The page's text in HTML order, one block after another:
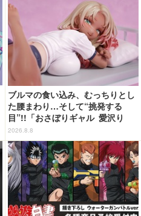
ブルマの食い込み、むっちりとし
た腰まわり…そして“挑発する
目”!!「おさぼりギャル 愛沢り
さ」フィギュアで新登場
2026.8.8